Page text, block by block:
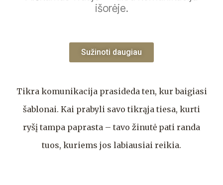
išorėje.
Sužinoti daugiau
Tikra komunikacija prasideda ten, kur baigiasi
šablonai. Kai prabyli savo tikrąja tiesa, kurti
ryšį tampa paprasta – tavo žinutė pati randa
tuos, kuriems jos labiausiai reikia.